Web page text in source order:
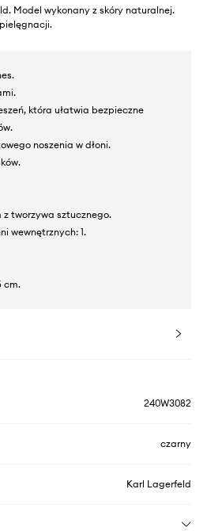
Model wykonany z skóry naturalnej.
która ułatwia bezpieczne
noszenia w dłoni.
z tworzywa sztucznego.
wewnętrznych: 1.
cm.
240W3082
czarny
Karl Lagerfeld